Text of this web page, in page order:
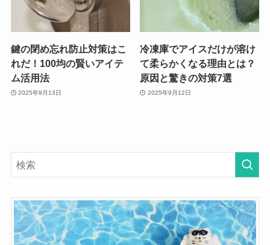
鍵の閉め忘れ防止対策はこ
れだ！100均の賢いアイテ
ム活用法
2025年9月13日
冷凍庫でアイスだけが溶け
て柔らかくなる理由とは？
原因と驚きの対策7選
2025年9月12日